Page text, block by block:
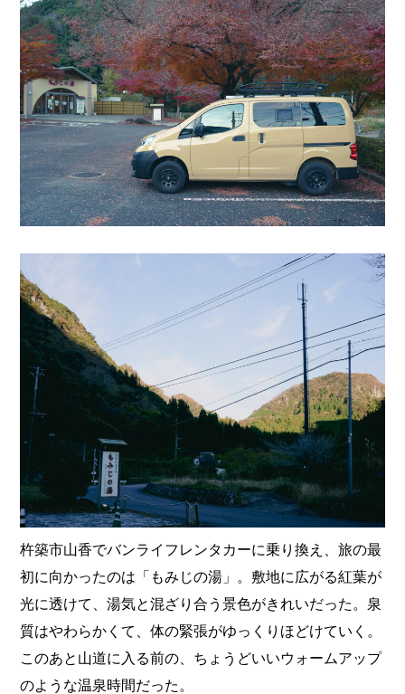
杵築市山香でバンライフレンタカーに乗り換え、旅の最
初に向かったのは「もみじの湯」。敷地に広がる紅葉が
光に透けて、湯気と混ざり合う景色がきれいだった。泉
質はやわらかくて、体の緊張がゆっくりほどけていく。
このあと山道に入る前の、ちょうどいいウォームアップ
のような温泉時間だった。